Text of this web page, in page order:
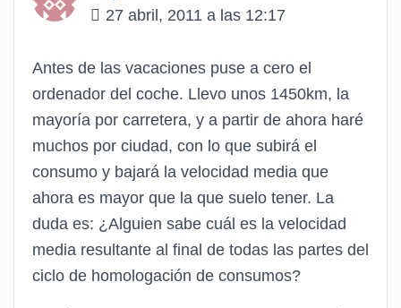
27 abril, 2011 a las 12:17
Antes de las vacaciones puse a cero el
ordenador del coche. Llevo unos 1450km, la
mayoría por carretera, y a partir de ahora haré
muchos por ciudad, con lo que subirá el
consumo y bajará la velocidad media que
ahora es mayor que la que suelo tener. La
duda es: ¿Alguien sabe cuál es la velocidad
media resultante al final de todas las partes del
ciclo de homologación de consumos?